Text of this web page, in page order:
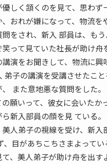
しく頷くのを見て、思わず
、おれが嫌になって、物流
をされ、新入 部員は、も
って見ていた社長が助け舟
講演をお聞きして、物流に
弟子の講演を受講させたこと
また意地悪な質問をした。
の願いって、彼女に会いた
新入部員の顔を見 ている。
人弟子の視線を受け、新入
、目があちこちさまよってい
、美人弟子が助け舟を出す